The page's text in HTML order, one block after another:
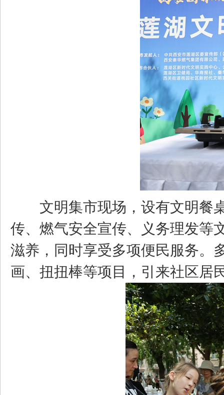
文明集市现场，设有文明餐
传、燃气安全宣传、义务理发等
滋养，同时享受多项便民服务。
画、扭扭棒等项目，引来社区居